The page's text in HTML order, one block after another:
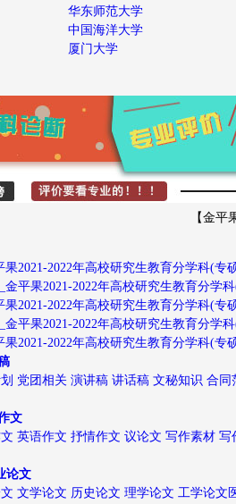
华东师范大学
中国海洋大学
厦门大学
【金平
2021-2022年高校研究生教育分学科(专
平果2021-2022年高校研究生教育分学
2021-2022年高校研究生教育分学科(专
平果2021-2022年高校研究生教育分学
2021-2022年高校研究生教育分学科(专
党团相关 演讲稿 讲话稿 文秘知识 合同
文
英语作文 抒情作文 议论文 写作素材 写
论文
文学论文 历史论文 理学论文 工学论文